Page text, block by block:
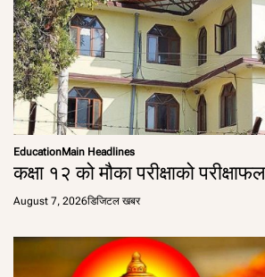
EducationMain Headlines
कक्षा १२ को मौका परीक्षाको
August 7, 2026डिजिटल खबर